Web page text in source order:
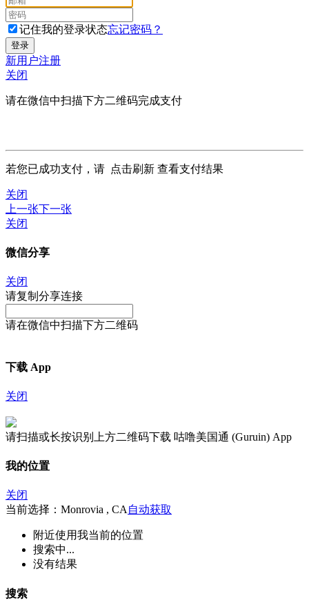
记住我的登录状态忘记密码？
新用户注册
关闭
请在微信中扫描下方二维码完成支付
若您已成功支付，请 点击刷新 查看支付结果
关闭
上一张下一张
关闭
微信分享
关闭
请复制分享连接
请在微信中扫描下方二维码
下载 App
关闭
请扫描或长按识别上方二维码下载 咕噜美国通 (Guruin) App
我的位置
关闭
当前选择：Monrovia , CA 自动获取
附近使用我当前的位置
搜索中...
没有结果
搜索